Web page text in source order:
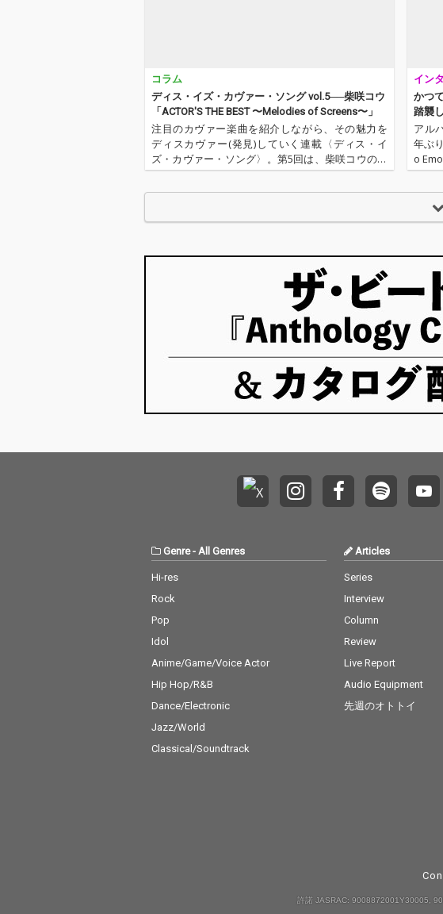
コラム
ディス・イズ・カヴァー・ソング vol.5──柴咲コウ
「ACTOR'S THE BEST 〜Melodies of Screens〜」
注目のカヴァー楽曲を紹介しながら、その魅力を
ディスカヴァー(発見)していく連載〈ディス・イ
ズ・カヴァー・ソング〉。第5回は、柴咲コウの音
楽活動20周年作品「「ACTOR'S THE BEST 〜Melod
イン
かつ
踏襲
アル
年ぶ
o
く、
Genre- All Genres
Hi-res
Rock
Pop
Idol
Anime/Game/Voice Actor
Hip Hop/R&B
Dance/Electronic
Jazz/World
Classical/Soundtrack
Articles
Series
Interview
Column
Review
Live Report
Audio Equipment
先週のオトトイ
許諾 JASRAC: 9008872001Y30005,